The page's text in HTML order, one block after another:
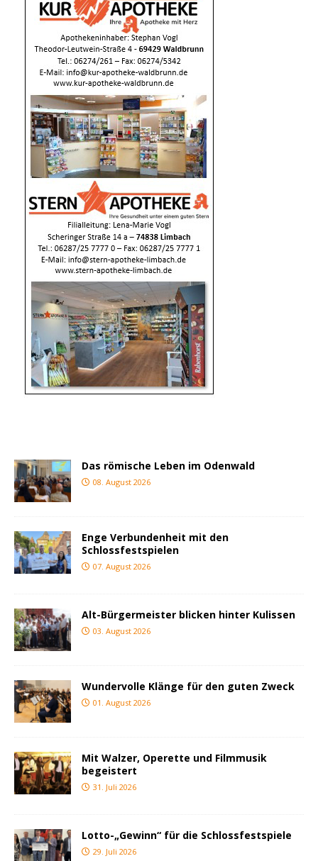
Das römische Leben im Odenwald
08. August 2026
Enge Verbundenheit mit den
Schlossfestspielen
07. August 2026
Alt-Bürgermeister blicken hinter Kulissen
03. August 2026
Wundervolle Klänge für den guten Zweck
01. August 2026
Mit Walzer, Operette und Filmmusik
begeistert
31. Juli 2026
Lotto-„Gewinn“ für die Schlossfestspiele
29. Juli 2026